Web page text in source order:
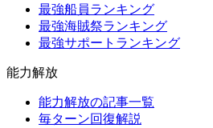
最強船員ランキング
最強海賊祭ランキング
最強サポートランキング
能力解放
能力解放の記事一覧
毎ターン回復解説